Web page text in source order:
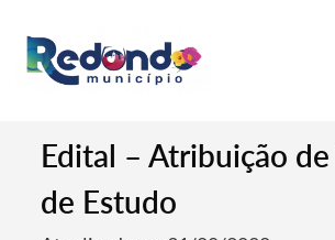
Edital – Atribuição de
de Estudo